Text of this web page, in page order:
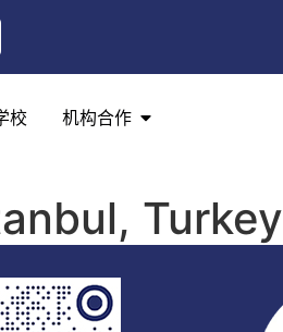
校 机构合作
Turkey